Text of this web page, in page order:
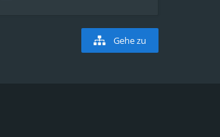
Gehe zu